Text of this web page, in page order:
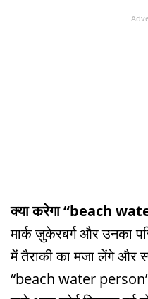
क्या करेगा “beach
मार्क ज़ुकेरबर्ग और उनका
में तैराकी का मजा लेंगे और
“beach water